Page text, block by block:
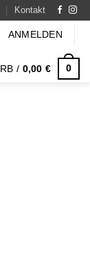
Kontakt
ANMELDEN
/ 0,00€ 0